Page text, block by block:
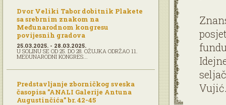
Dvor Veliki Tabor dobitnik Plakete
sa srebrnim znakom na
Međunarodnom kongresu
povijesnih gradova
25.03.2025. - 28.03.2025.
U SOLINU SE OD 25. DO 28. OŽUJKA ODRŽAO 11.
MEĐUNARODNI KONGRES...
Predstavljanje zborničkog sveska
časopisa ”ANALI Galerije Antuna
Augustinčića” br. 42-45